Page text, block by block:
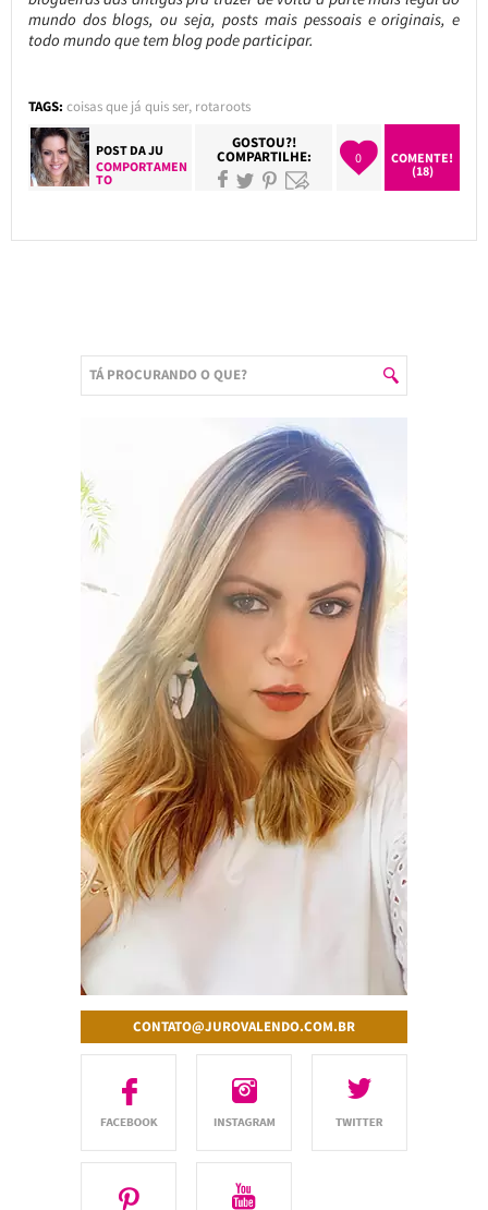
mundo dos blogs, ou seja, posts mais pessoais e originais, e
todo mundo que tem blog pode participar.
TAGS: coisas que já quis ser, rotaroots
POST DAJU
COMPORTAMEN
TO
GOSTOU?!
COMPARTILHE: 0
COMENTE!
(18)
CONTATO@JUROVALENDO.COM.BR